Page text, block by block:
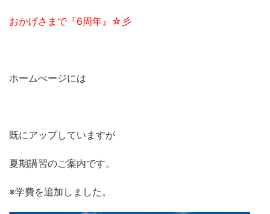
おかげさまで『6周年』☆彡
ホームぺージには
既にアップしていますが
夏期講習のご案内です。
※学費を追加しました。